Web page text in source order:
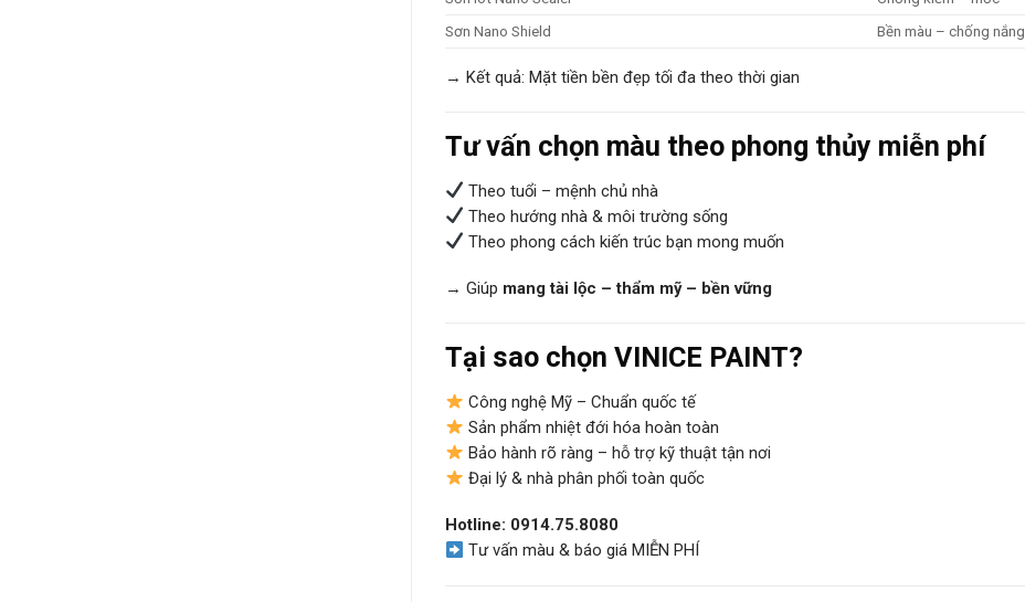
Sơn Nano Shield
Bền màu – chống nắng
→ Kết quả: Mặt tiền bền đẹp tối đa theo thời gian
Tư vấn chọn màu theo phong thủy miễn phí
Theo tuổi – mệnh chủ nhà
Theo hướng nhà & môi trường sống
Theo phong cách kiến trúc bạn mong muốn
→ Giúp mang tài lộc – thẩm mỹ – bền vững
Tại sao chọn VINICE PAINT?
Công nghệ Mỹ – Chuẩn quốc tế
Sản phẩm nhiệt đới hóa hoàn toàn
Bảo hành rõ ràng – hỗ trợ kỹ thuật tận nơi
Đại lý & nhà phân phối toàn quốc
Hotline: 0914.75.8080
Tư vấn màu & báo giá MIỄN PHÍ